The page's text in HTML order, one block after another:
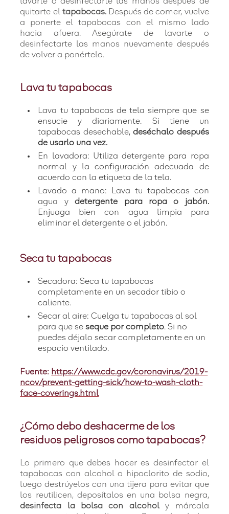
quitarte el tapabocas.Después de comer, vuelve
a ponerte el tapabocas con el mismo lado
hacia afuera. Asegúrate de lavarte o
desinfectarte las manos nuevamente después
de volver a ponértelo.
Lava tu tapabocas
Lava tu tapabocas de tela siempre que se
ensucie y diariamente. Si tiene un
tapabocas desechable,deséchalo después
de usarlo una vez.
En lavadora: Utiliza detergente para ropa
normal y la configuración adecuada de
acuerdo con la etiqueta de la tela.
Lavado a mano: Lava tu tapabocas con
agua ydetergente para ropa o jabón.
Enjuaga bien con agua limpia para
eliminar el detergente o el jabón.
Seca tu tapabocas
Secadora: Seca tu tapabocas
completamente en un secador tibio o
caliente.
Secar al aire: Cuelga tu tapabocas al sol
para que seseque por completo. Si no
puedes déjalo secar completamente en un
espacio ventilado.
Fuente: https://www.cdc.gov/coronavirus/2019-
ncov/prevent-getting-sick/how-to-wash-cloth-
face-coverings.html
¿Cómo debo deshacerme de los
residuos peligrosos como tapabocas?
Lo primero que debes hacer es desinfectar el
tapabocas con alcohol o hipoclorito de sodio,
luego destrúyelos con una tijera para evitar que
los reutilicen, deposítalos en una bolsa negra,
desinfecta la bolsa con alcoholy márcala